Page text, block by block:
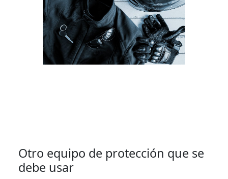
Otro equipo de protección que se
debe usar